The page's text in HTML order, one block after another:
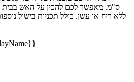
ללא ריח או עשן. כולל תכניות בישול